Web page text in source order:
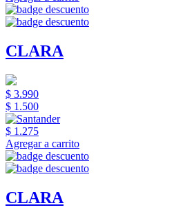
CLARA
$ 3.990
$ 1.500
$ 1.275
Agregar a carrito
CLARA